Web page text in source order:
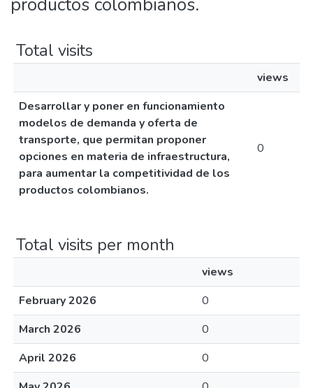
Total visits
views
Desarrollar y poner en funcionamiento
modelos de demanda y oferta de
transporte, que permitan proponer
opciones en materia de infraestructura,
para aumentar la competitividad de los
productos colombianos.
0
Total visits per month
views
February 2026
0
March 2026
0
April 2026
0